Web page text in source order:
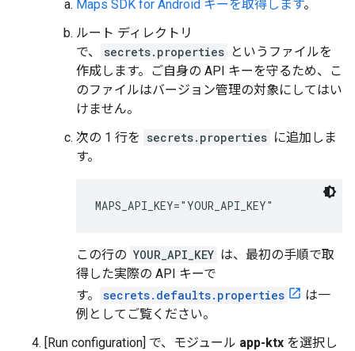
Maps SDK for Android キーを取得します。
ルート ディレクトリ
で、
secrets.properties というファイルを
作成します。ご自身の API キーを守るため、こ
のファイルはバージョン管理の対象にしてはい
けません。
次の 1 行を secrets.properties に追加しま
す。
MAPS_API_KEY="YOUR_API_KEY"
この行の YOUR_API_KEY は、最初の手順で取
得した実際の API キーで
す。
secrets.defaults.properties
は一
例としてご覧ください。
[Run configuration] で、モジュール app-ktx を選択し